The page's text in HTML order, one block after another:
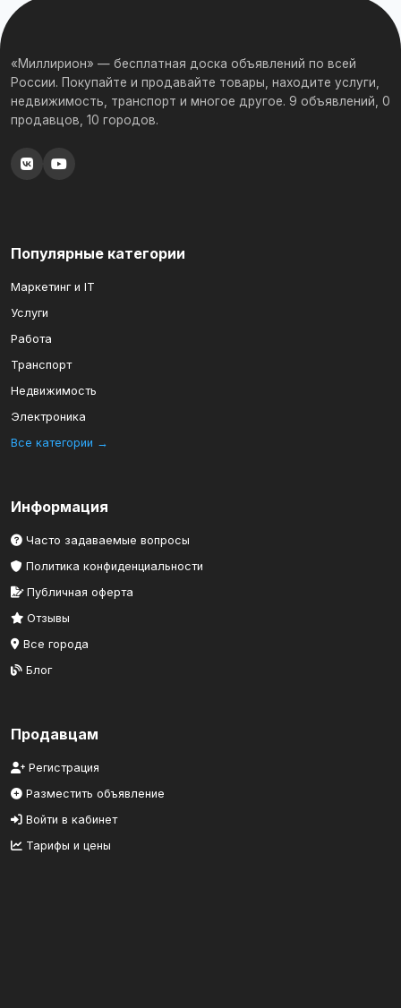
«Миллирион» — бесплатная доска объявлений по всей
России. Покупайте и продавайте товары, находите услуги,
недвижимость, транспорт и многое другое. 9 объявлений, 0
продавцов, 10 городов.
Популярные категории
Маркетинг и IT
Услуги
Работа
Транспорт
Недвижимость
Электроника
Все категории →
Информация
Часто задаваемые вопросы
Политика конфиденциальности
Публичная оферта
Отзывы
Все города
Блог
Продавцам
Регистрация
Разместить объявление
Войти в кабинет
Тарифы и цены